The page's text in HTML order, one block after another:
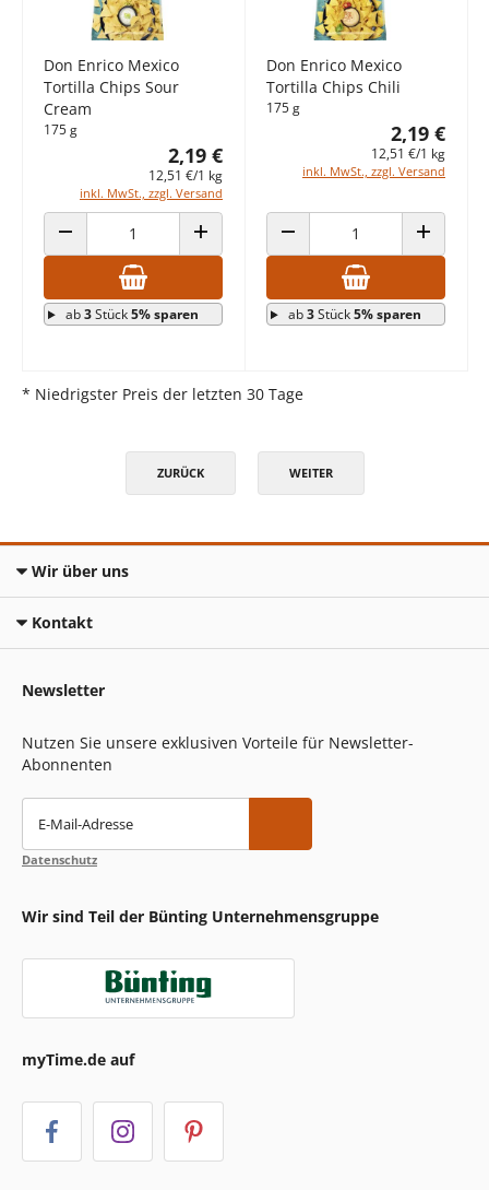
Don Enrico Mexico
Tortilla Chips Sour
Cream
175 g
2,19 €
12,51 €/1 kg
inkl. MwSt., zzgl. Versand
ANZAHL VERRINGERN ANZAHL ERHÖHEN
ab3Stück5% sparen
Don Enrico Mexico
Tortilla Chips Chili
175 g
2,19 €
12,51 €/1 kg
inkl. MwSt., zzgl. Versand
ANZAHL VERRINGERN ANZAHL
ab3Stück5% sparen
* Niedrigster Preis der letzten 30 Tage
ZURÜCK WEITER
Wir über uns
Kontakt
Newsletter
Nutzen Sie unsere exklusiven Vorteile für Newsletter-
Abonnenten
E-Mail-Adresse
Datenschutz
Wir sind Teil der Bünting Unternehmensgruppe
myTime.de auf